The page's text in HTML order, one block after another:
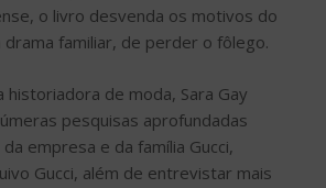
o livro desvenda os motivos do
drama familiar, de perder o fôlego.
historiadora de moda, Sara Gay
pesquisas aprofundadas
empresa e da família Gucci,
Gucci, além de entrevistar mais